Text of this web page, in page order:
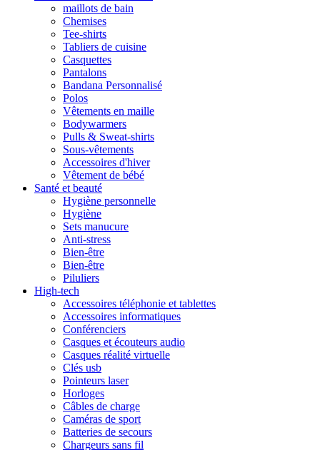
maillots de bain
Chemises
Tee-shirts
Tabliers de cuisine
Casquettes
Pantalons
Bandana Personnalisé
Polos
Vêtements en maille
Bodywarmers
Pulls & Sweat-shirts
Sous-vêtements
Accessoires d'hiver
Vêtement de bébé
Santé et beauté
Hygiène personnelle
Hygiène
Sets manucure
Anti-stress
Bien-être
Bien-être
Piluliers
High-tech
Accessoires téléphonie et tablettes
Accessoires informatiques
Conférenciers
Casques et écouteurs audio
Casques réalité virtuelle
Clés usb
Pointeurs laser
Horloges
Câbles de charge
Caméras de sport
Batteries de secours
Chargeurs sans fil